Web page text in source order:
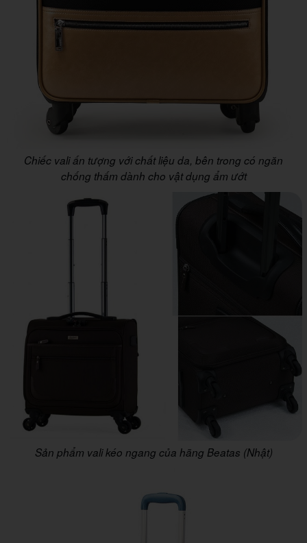
Chiếc vali ấn tượng với chất liệu da, bên trong có ngăn
chống thấm dành cho vật dụng ẩm ướt
Sản phẩm vali kéo ngang của hãng Beatas (Nhật)